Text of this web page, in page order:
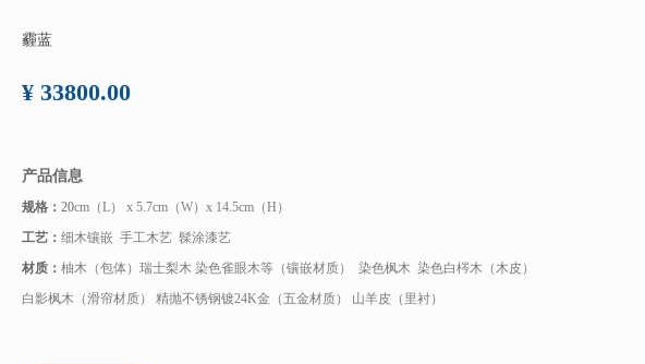
霾蓝
¥ 33800.00
产品信息
规格： 20cm（L） x 5.7cm（W）x 14.5cm（H）
工艺： 细木镶嵌 手工木艺 髹涂漆艺
材质： 柚木（包体）瑞士梨木 染色雀眼木等（镶嵌材质） 染色枫木 染色白梣木（木皮）
白影枫木（滑帘材质） 精抛不锈钢镀24K金（五金材质） 山羊皮（里衬）